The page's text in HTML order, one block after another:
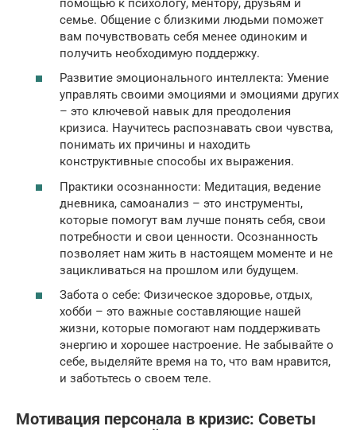
помощью к психологу, ментору, друзьям и
семье. Общение с близкими людьми поможет
вам почувствовать себя менее одиноким и
получить необходимую поддержку.
Развитие эмоционального интеллекта: Умение
управлять своими эмоциями и эмоциями других
– это ключевой навык для преодоления
кризиса. Научитесь распознавать свои чувства,
понимать их причины и находить
конструктивные способы их выражения.
Практики осознанности: Медитация, ведение
дневника, самоанализ – это инструменты,
которые помогут вам лучше понять себя, свои
потребности и свои ценности. Осознанность
позволяет нам жить в настоящем моменте и не
зацикливаться на прошлом или будущем.
Забота о себе: Физическое здоровье, отдых,
хобби – это важные составляющие нашей
жизни, которые помогают нам поддерживать
энергию и хорошее настроение. Не забывайте о
себе, выделяйте время на то, что вам нравится,
и заботьтесь о своем теле.
Мотивация персонала в кризис: Советы